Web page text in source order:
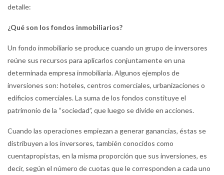
detalle:
¿Qué son los fondos inmobiliarios?
Un fondo inmobiliario se produce cuando un grupo de inversores
reúne sus recursos para aplicarlos conjuntamente en una
determinada empresa inmobiliaria. Algunos ejemplos de
inversiones son: hoteles, centros comerciales, urbanizaciones o
edificios comerciales. La suma de los fondos constituye el
patrimonio de la “sociedad”, que luego se divide en acciones.
Cuando las operaciones empiezan a generar ganancias, éstas se
distribuyen a los inversores, también conocidos como
cuentapropistas, en la misma proporción que sus inversiones, es
decir, según el número de cuotas que le corresponden a cada uno